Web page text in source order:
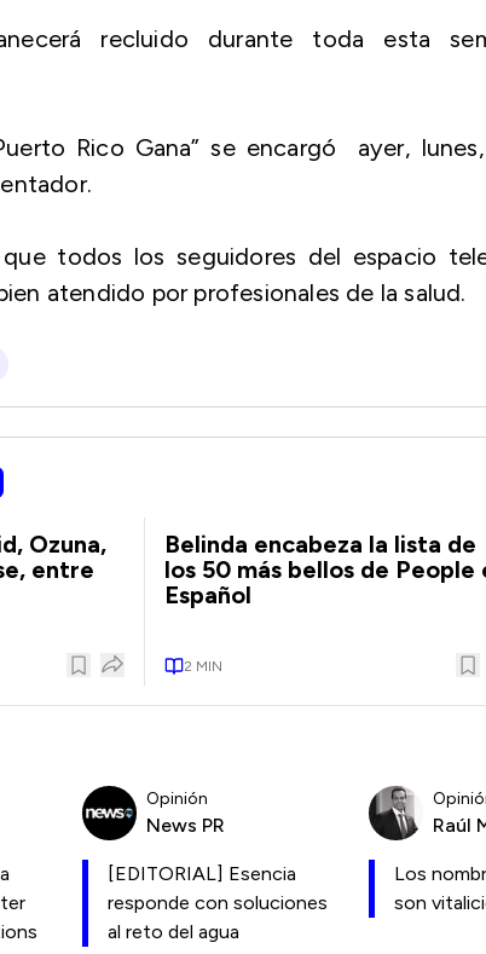
recluido durante toda esta
Rico Gana” se encargó ayer,
todos los seguidores del espacio
atendido por profesionales de la salud.
Ozuna,
entre
Belinda encabeza la lista de
los 50 más bellos de People
Español
2 MIN
Opinión
News PR
[EDITORIAL] Esencia
responde con soluciones
al reto del agua
Raúl
Los
son